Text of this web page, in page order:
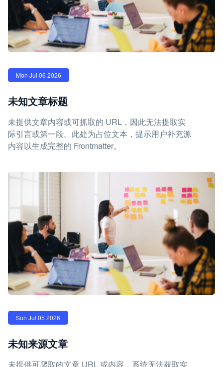
Mon Jul 06 2026
未知文章标题
未提供文章内容或可抓取的 URL，因此无法提取实
际引言或第一段。此处为占位文本，提示用户补充源
内容以生成完整的 Frontmatter。
Sun Jul 05 2026
未知来源文章
未提供可爬取的文章 URL 或内容，系统无法获取实